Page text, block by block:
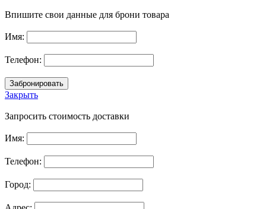
Впишите свои данные для брони товара
Имя:
Телефон:
Закрыть
Запросить стоимость доставки
Имя:
Телефон:
Город: